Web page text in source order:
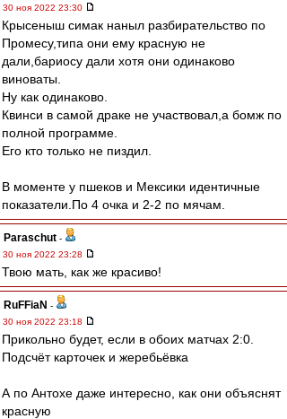
30 ноя 2022 23:30
Крысеныш симак наныл разбирательство по
Промесу,типа они ему красную не
дали,бариосу дали хотя они одинаково
виноваты.
Ну как одинаково.
Квинси в самой драке не участвовал,а бомж по
полной программе.
Его кто только не пиздил.
В моменте у пшеков и Мексики идентичные
показатели.По 4 очка и 2-2 по мячам.
Paraschut -
30 ноя 2022 23:28
Твою мать, как же красиво!
RuFFiaN -
30 ноя 2022 23:18
Прикольно будет, если в обоих матчах 2:0.
Подсчёт карточек и жеребьёвка
А по Антохе даже интересно, как они объяснят
красную